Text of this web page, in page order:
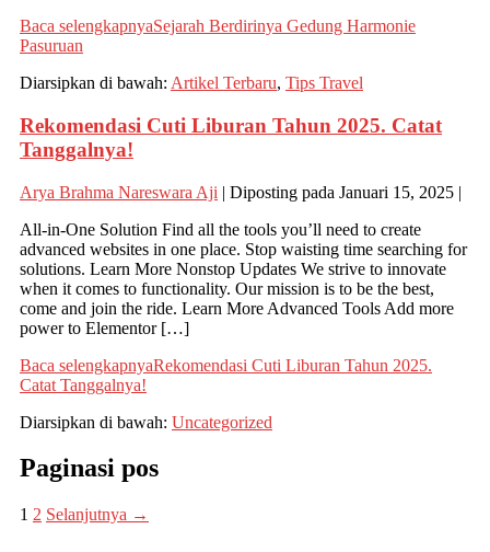
Baca selengkapnyaSejarah Berdirinya Gedung Harmonie
Pasuruan
Diarsipkan di bawah: Artikel Terbaru, Tips Travel
Rekomendasi Cuti Liburan Tahun 2025. Catat
Tanggalnya!
Arya Brahma Nareswara Aji | Diposting pada Januari 15, 2025 |
All-in-One Solution Find all the tools you’ll need to create
advanced websites in one place. Stop waisting time searching for
solutions. Learn More Nonstop Updates We strive to innovate
when it comes to functionality. Our mission is to be the best,
come and join the ride. Learn More Advanced Tools Add more
power to Elementor […]
Baca selengkapnyaRekomendasi Cuti Liburan Tahun 2025.
Catat Tanggalnya!
Diarsipkan di bawah: Uncategorized
Paginasi pos
1 2 Selanjutnya →